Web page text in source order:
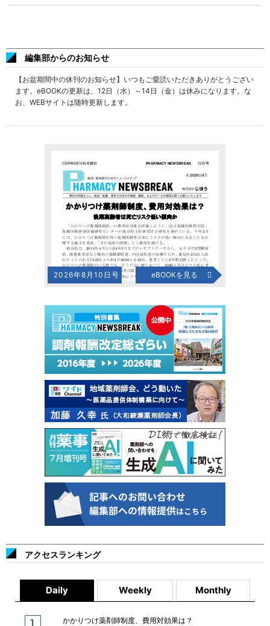
編集部からのお知らせ
【お盆期間中の休刊のお知らせ】いつもご愛読いただきありがとうござい
ます。eBOOKの更新は、12日（水）～14日（金）は休みになります。な
お、WEBサイトは随時更新します。
2026年8月10日号 eBOOKを見る
アクセスランキング
Daily Weekly Monthly
かかりつけ薬剤師制度、費用対効果は？